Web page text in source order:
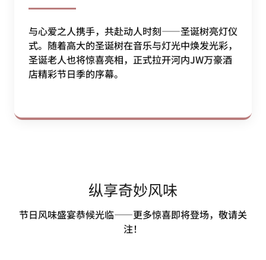
与心爱之人携手，共赴动人时刻——圣诞树亮灯仪
式。随着高大的圣诞树在音乐与灯光中焕发光彩，
圣诞老人也将惊喜亮相，正式拉开河内JW万豪酒
店精彩节日季的序幕。
纵享奇妙风味
节日风味盛宴恭候光临——更多惊喜即将登场，敬请关
注！